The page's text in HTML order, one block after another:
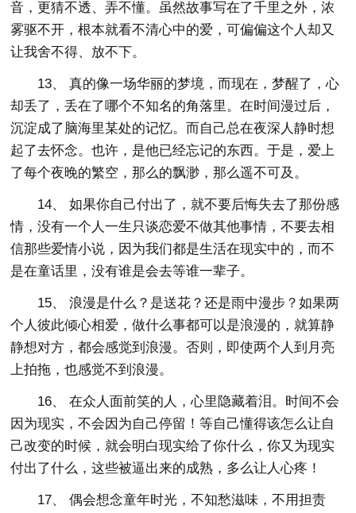
音，更猜不透、弄不懂。虽然故事写在了千里之外，浓
雾驱不开，根本就看不清心中的爱，可偏偏这个人却又
让我舍不得、放不下。
13、 真的像一场华丽的梦境，而现在，梦醒了，心
却丢了，丢在了哪个不知名的角落里。在时间漫过后，
沉淀成了脑海里某处的记忆。而自己总在夜深人静时想
起了去怀念。也许，是他已经忘记的东西。于是，爱上
了每个夜晚的繁空，那么的飘渺，那么遥不可及。
14、 如果你自己付出了，就不要后悔失去了那份感
情，没有一个人一生只谈恋爱不做其他事情，不要去相
信那些爱情小说，因为我们都是生活在现实中的，而不
是在童话里，没有谁是会去等谁一辈子。
15、 浪漫是什么？是送花？还是雨中漫步？如果两
个人彼此倾心相爱，做什么事都可以是浪漫的，就算静
静想对方，都会感觉到浪漫。否则，即使两个人到月亮
上拍拖，也感觉不到浪漫。
16、 在众人面前笑的人，心里隐藏着泪。时间不会
因为现实，不会因为自己停留！等自己懂得该怎么让自
己改变的时候，就会明白现实给了你什么，你又为现实
付出了什么，这些被逼出来的成熟，多么让人心疼！
17、 偶会想念童年时光，不知愁滋味，不用担责